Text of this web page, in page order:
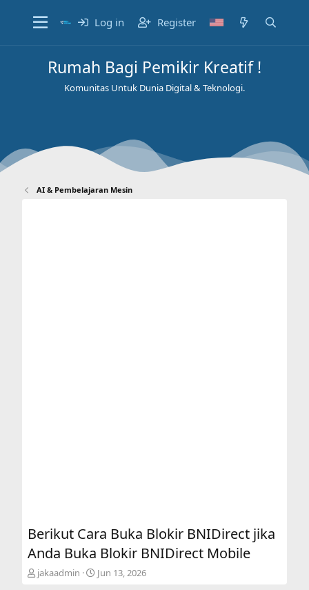
Log in Register
Rumah Bagi Pemikir Kreatif !
Komunitas Untuk Dunia Digital & Teknologi.
AI & Pembelajaran Mesin
Berikut Cara Buka Blokir BNIDirect jika
Anda Buka Blokir BNIDirect Mobile
T
jakaadmin
S
Jun 13, 2026